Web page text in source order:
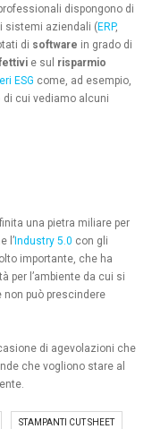
dispongono di
sistemi aziendali ( ERP,
di software in grado di
e sul risparmio
ESG come, ad esempio,
di cui vediamo alcuni
una pietra miliare per
l’ Industry 5.0 con gli
importante, che ha
per l’ambiente da cui si
può prescindere
di agevolazioni che
che vogliono stare al
STAMPANTI CUT SHEET